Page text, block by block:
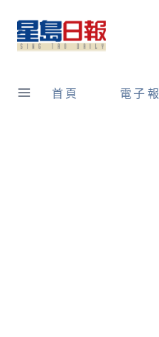
content
首頁 電子報